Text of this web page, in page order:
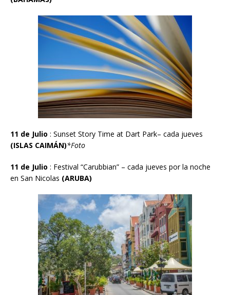
11 de Julio : Sunset Story Time at Dart Park– cada jueves
(ISLAS CAIMÁN)*Foto
11 de Julio : Festival “Carubbian” – cada jueves por la noche
en San Nicolas (ARUBA)